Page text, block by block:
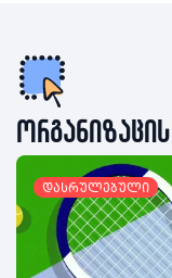
დასრულებული